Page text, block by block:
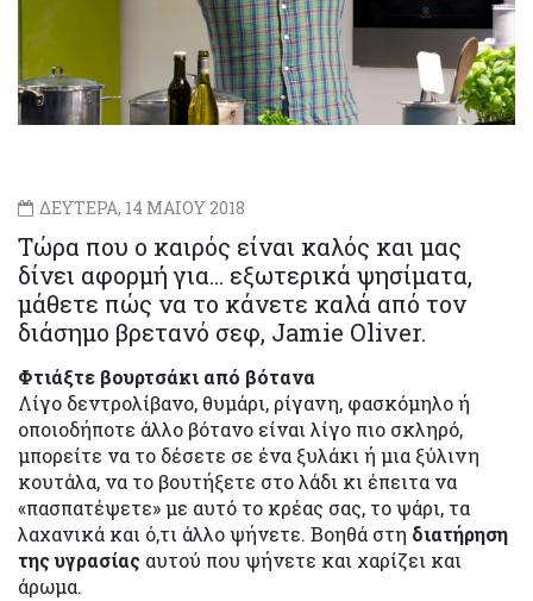
ΔΕΥΤΕΡΑ, 14 ΜΑΙΟΥ 2018
Τώρα που ο καιρός είναι καλός και μας
δίνει αφορμή για... εξωτερικά ψησίματα,
μάθετε πώς να το κάνετε καλά από τον
διάσημο βρετανό σεφ, Jamie Oliver.
Φτιάξτε βουρτσάκι από βότανα
Λίγο δεντρολίβανο, θυμάρι, ρίγανη, φασκόμηλο ή
οποιοδήποτε άλλο βότανο είναι λίγο πιο σκληρό,
μπορείτε να το δέσετε σε ένα ξυλάκι ή μια ξύλινη
κουτάλα, να το βουτήξετε στο λάδι κι έπειτα να
«πασπατέψετε» με αυτό το κρέας σας, το ψάρι, τα
λαχανικά και ό,τι άλλο ψήνετε. Βοηθά στη διατήρηση
της υγρασίας αυτού που ψήνετε και χαρίζει και
άρωμα.